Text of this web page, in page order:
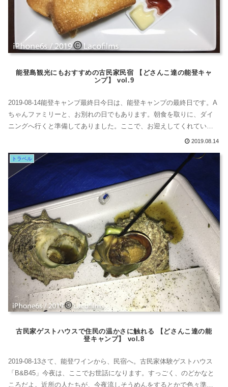
能登島観光にもおすすめの古民家民宿 【どさんこ達の能登キャ
ンプ】 vol.9
2019-08-14能登キャンプ最終日今日は、能登キャンプの最終日です。A
ちゃんファミリーと、お別れの日でもあります。朝食を取りに、ダイ
ニングへ行くと準備してありました。ここで、お迎えしてくれている
美しい女の子は、ハンガリーからの留学生。アンディちゃん！アンデ
ここで、この忙しい時期だけお手伝いしているの。古民家のやさしい
朝食で目覚め真...
2019.08.14
トラベル
古民家ゲストハウスで住民の温かさに触れる 【どさんこ達の能
登キャンプ】 vol.8
2019-08-13さて、能登ワインから、民宿へ。古民家体験ゲストハウス
「B&B45」今夜は、ここでお世話になります。すっごく、のどかなと
ころだよ。近所の人たちが、今夜流しそうめんをするとかで色々準備